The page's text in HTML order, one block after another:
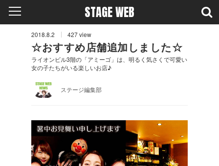
STAGE WEB
2018.8.2 427view
☆おすすめ店舗追加しました☆
ライオンビル3階の「アミーゴ」は、明るく気さくで可愛い
女の子たちがいる楽しいお店♪
ステージ編集部